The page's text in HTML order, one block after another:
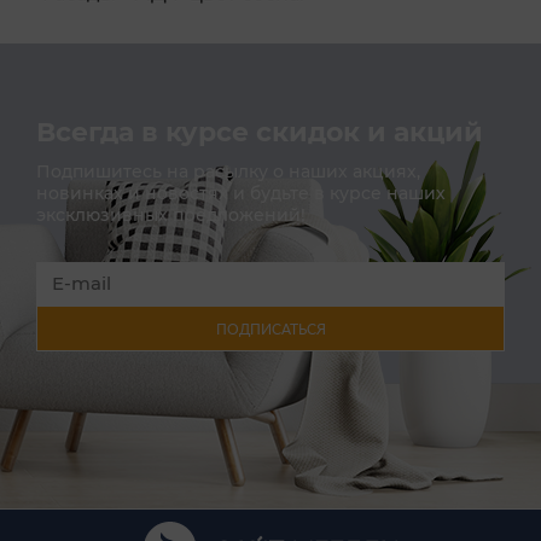
Всегда в курсе скидок и акций
Подпишитесь на расылку о наших акциях,
новинках и новостях и будьте в курсе наших
эксклюзивных предложений!
ПОДПИСАТЬСЯ